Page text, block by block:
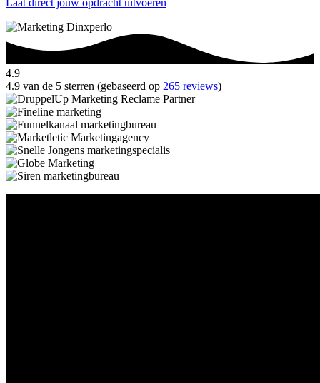
Laat direct jouw opdracht uitvoeren
4.9
4.9 van de 5 sterren (gebaseerd op 265 reviews)